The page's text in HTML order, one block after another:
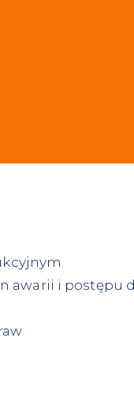
awarii i postępu